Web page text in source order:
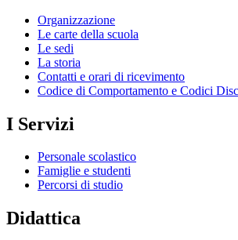
Organizzazione
Le carte della scuola
Le sedi
La storia
Contatti e orari di ricevimento
Codice di Comportamento e Codici
I Servizi
Personale scolastico
Famiglie e studenti
Percorsi di studio
Didattica